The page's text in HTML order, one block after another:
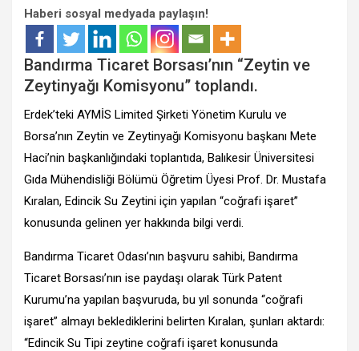
Haberi sosyal medyada paylaşın!
Bandırma Ticaret Borsası’nın “Zeytin ve
Zeytinyağı Komisyonu” toplandı.
Erdek’teki AYMİS Limited Şirketi Yönetim Kurulu ve
Borsa’nın Zeytin ve Zeytinyağı Komisyonu başkanı Mete
Haci’nin başkanlığındaki toplantıda, Balıkesir Üniversitesi
Gıda Mühendisliği Bölümü Öğretim Üyesi Prof. Dr. Mustafa
Kıralan, Edincik Su Zeytini için yapılan “coğrafi işaret”
konusunda gelinen yer hakkında bilgi verdi.
Bandırma Ticaret Odası’nın başvuru sahibi, Bandırma
Ticaret Borsası’nın ise paydaşı olarak Türk Patent
Kurumu’na yapılan başvuruda, bu yıl sonunda “coğrafi
işaret” almayı beklediklerini belirten Kıralan, şunları aktardı:
“Edincik Su Tipi zeytine coğrafi işaret konusunda